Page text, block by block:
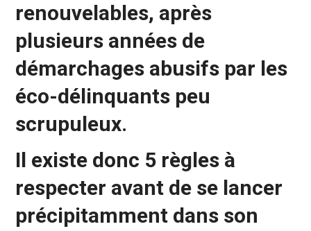
renouvelables, après
plusieurs années de
démarchages abusifs par les
éco-délinquants peu
scrupuleux.
Il existe donc 5 règles à
respecter avant de se lancer
précipitamment dans son